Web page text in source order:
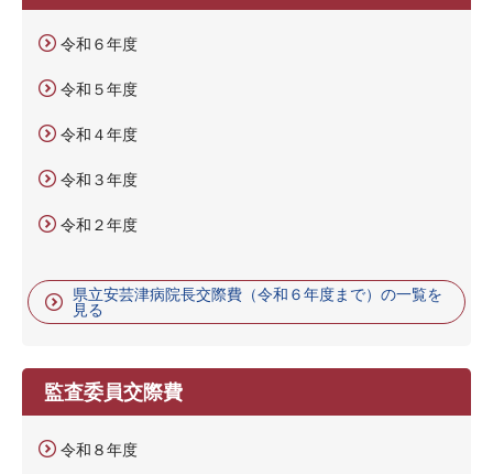
令和６年度
令和５年度
令和４年度
令和３年度
令和２年度
県立安芸津病院長交際費（令和６年度まで）の一覧を
見る
監査委員交際費
令和８年度